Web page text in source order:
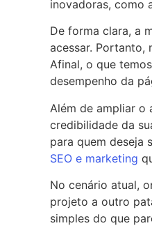
inovadoras, como
De forma clara, a
acessar. Portanto,
Afinal, o que
desempenho da
Além de ampliar o
credibilidade da
para quem deseja
SEO e marketing
No cenário atual,
projeto a outro
simples do que